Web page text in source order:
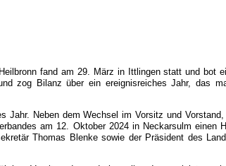
fand am 29. März in Ittlingen statt und bot
zog Bilanz über ein ereignisreiches Jahr, das
Jahr. Neben dem Wechsel im Vorsitz und
am 12. Oktober 2024 in Neckarsulm einen
Thomas Blenke sowie der Präsident des